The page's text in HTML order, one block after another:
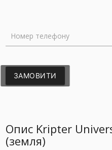
Номер телефону
ЗАМОВИТИ
Опис Kripter
(земля)